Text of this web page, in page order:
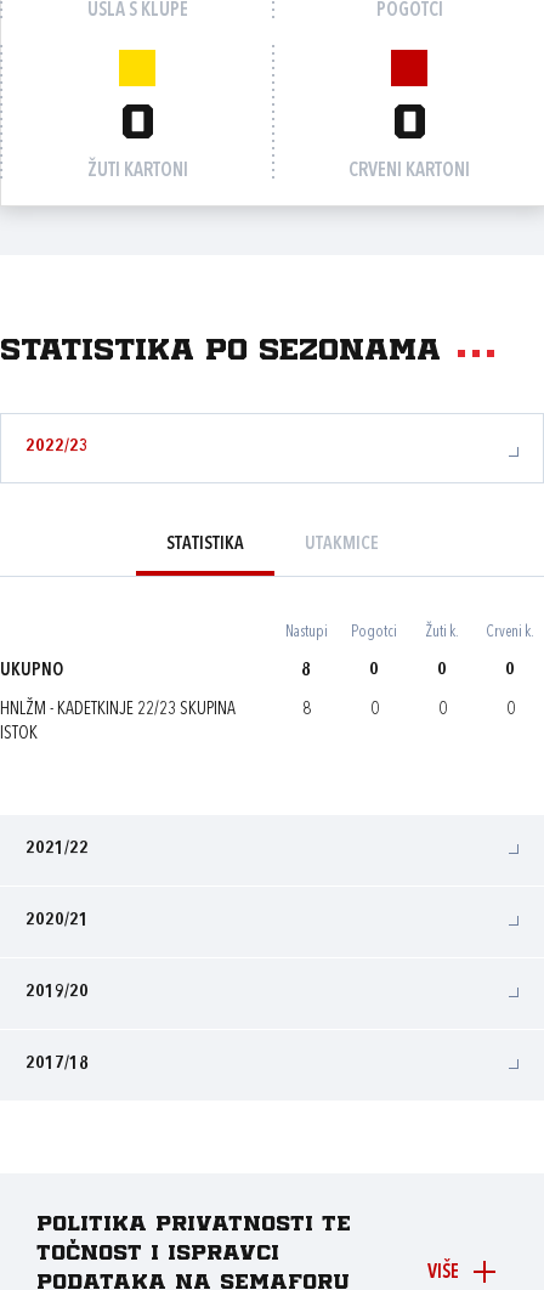
UŠLA S KLUPE POGOTCI
0
ŽUTI KARTONI
0
CRVENI KARTONI
Statistika po sezonama
2022/23
STATISTIKA UTAKMICE
Nastupi Pogotci Žuti k. Crveni k.
UKUPNO 8 0 0 0
HNLŽM - KADETKINJE 22/23 SKUPINA
ISTOK
8 0 0 0
2021/22
2020/21
2019/20
2017/18
VIŠE
Politika privatnosti te
točnost i ispravci
podataka na Semaforu